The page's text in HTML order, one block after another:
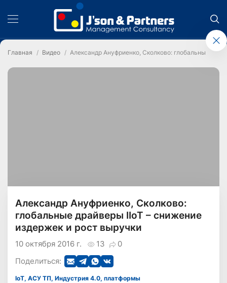
Главная Видео Александр Ануфриенко, Сколково: глобальные
Александр Ануфриенко, Сколково:
глобальные драйверы IIoT – снижение
издержек и рост выручки
13 0
10 октября 2016 г.
Поделиться:
IoT, АСУ ТП, Индустрия 4.0, платформы